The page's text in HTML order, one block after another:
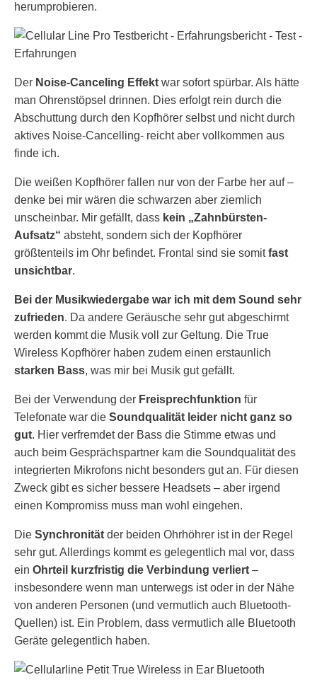
herumprobieren.
Der Noise-Canceling Effekt war sofort spürbar. Als hätte
man Ohrenstöpsel drinnen. Dies erfolgt rein durch die
Abschuttung durch den Kopfhörer selbst und nicht durch
aktives Noise-Cancelling- reicht aber vollkommen aus
finde ich.
Die weißen Kopfhörer fallen nur von der Farbe her auf –
denke bei mir wären die schwarzen aber ziemlich
unscheinbar. Mir gefällt, dass kein „Zahnbürsten-
Aufsatz“ absteht, sondern sich der Kopfhörer
größtenteils im Ohr befindet. Frontal sind sie somitfast
unsichtbar.
Bei der Musikwiedergabe war ich mit dem Sound sehr
zufrieden. Da andere Geräusche sehr gut abgeschirmt
werden kommt die Musik voll zur Geltung. Die True
Wireless Kopfhörer haben zudem einen erstaunlich
starken Bass, was mir bei Musik gut gefällt.
Bei der Verwendung der Freisprechfunktion für
Telefonate war die Soundqualität leider nicht ganz so
gut. Hier verfremdet der Bass die Stimme etwas und
auch beim Gesprächspartner kam die Soundqualität des
integrierten Mikrofons nicht besonders gut an. Für diesen
Zweck gibt es sicher bessere Headsets – aber irgend
einen Kompromiss muss man wohl eingehen.
Die Synchronität der beiden Ohrhöhrer ist in der Regel
sehr gut. Allerdings kommt es gelegentlich mal vor, dass
ein Ohrteil kurzfristig die Verbindung verliert –
insbesondere wenn man unterwegs ist oder in der Nähe
von anderen Personen (und vermutlich auch Bluetooth-
Quellen) ist. Ein Problem, dass vermutlich alle Bluetooth
Geräte gelegentlich haben.